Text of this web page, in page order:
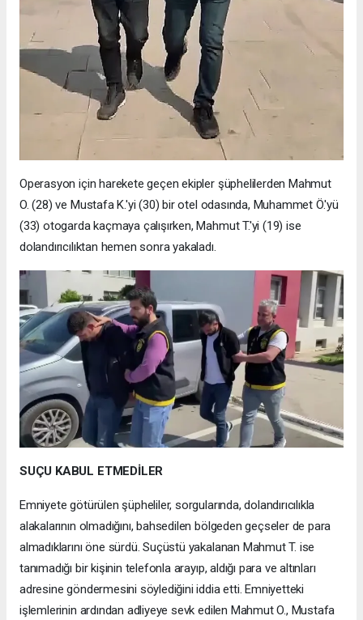
Operasyon için harekete geçen ekipler şüphelilerden Mahmut
O. (28) ve Mustafa K.'yi (30) bir otel odasında, Muhammet Ö.'yü
(33) otogarda kaçmaya çalışırken, Mahmut T.'yi (19) ise
dolandırıcılıktan hemen sonra yakaladı.
SUÇU KABUL ETMEDİLER
Emniyete götürülen şüpheliler, sorgularında, dolandırıcılıkla
alakalarının olmadığını, bahsedilen bölgeden geçseler de para
almadıklarını öne sürdü. Suçüstü yakalanan Mahmut T. ise
tanımadığı bir kişinin telefonla arayıp, aldığı para ve altınları
adresine göndermesini söylediğini iddia etti. Emniyetteki
işlemlerinin ardından adliyeye sevk edilen Mahmut O., Mustafa